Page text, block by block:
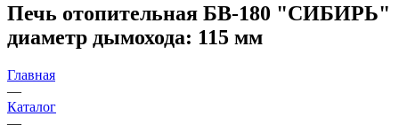
Печь отопительная БВ-180 "СИБИРЬ"
диаметр дымохода: 115 мм
Главная
—
Каталог
—